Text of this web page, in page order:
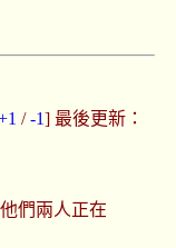
/-1] 最後更新：
們兩人正在